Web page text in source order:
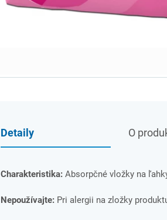
Detaily O
Charakteristika: Absorpčné vložky na
Nepoužívajte: Pri alergii na zložky